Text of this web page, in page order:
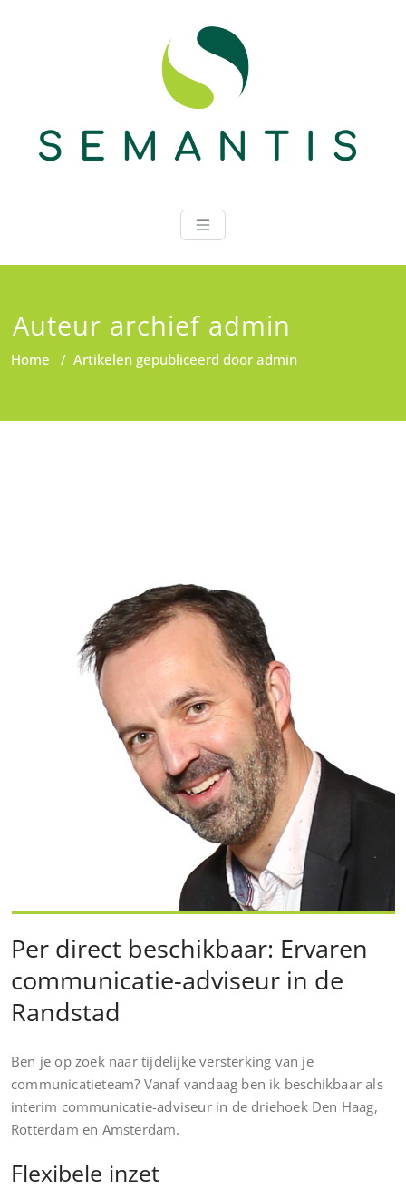
Semantis
Auteur archief admin
Home / Artikelen gepubliceerd door admin
Per direct beschikbaar: Ervaren
communicatie-adviseur in de
Randstad
Ben je op zoek naar tijdelijke versterking van je
communicatieteam? Vanaf vandaag ben ik beschikbaar als
interim communicatie-adviseur in de driehoek Den Haag,
Rotterdam en Amsterdam.
Flexibele inzet